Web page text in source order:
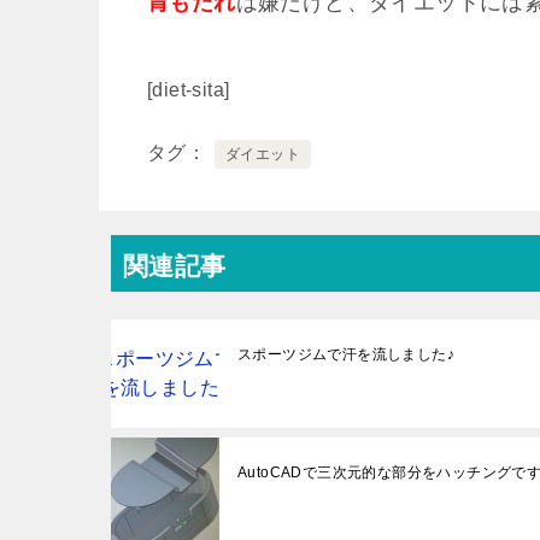
[diet-sita]
タグ ダイエット
関連記事
スポーツジムで汗を流しました♪
AutoCADで三次元的な部分をハッチングで